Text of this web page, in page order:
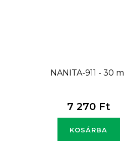
NANITA-911 - 30 ml
7 270 Ft
KOSÁRBA